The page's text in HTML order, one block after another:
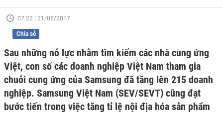
07:22 | 21/06/2017
Chia sẻ
Sau những nỗ lực nhằm tìm kiếm các nhà cung ứng
Việt, con số các doanh nghiệp Việt Nam tham gia
chuỗi cung ứng của Samsung đã tăng lên 215 doanh
nghiệp. Samsung Việt Nam (SEV/SEVT) cũng đạt
bước tiến trong việc tăng tỉ lệ nội địa hóa sản phẩm